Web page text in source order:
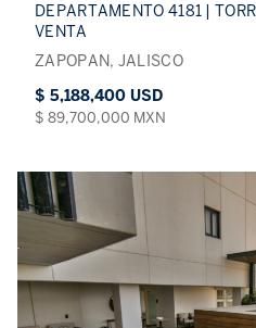
DEPARTAMENTO 4181 |
VENTA
ZAPOPAN, JALISCO
$ 5,188,400 USD
$ 89,700,000 MXN